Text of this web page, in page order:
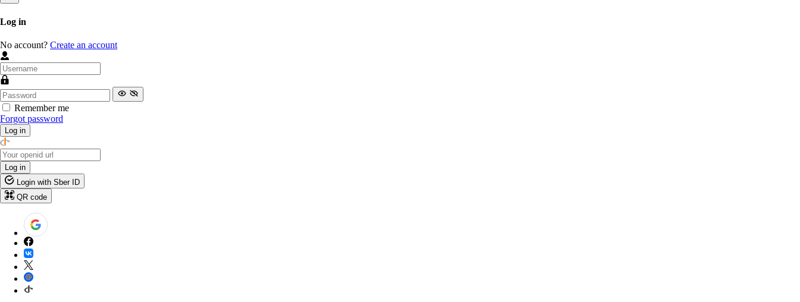
Log in
No account? Create an account
Remember me
Forgot password
Log in
Log in
Login with Sber ID
QR code